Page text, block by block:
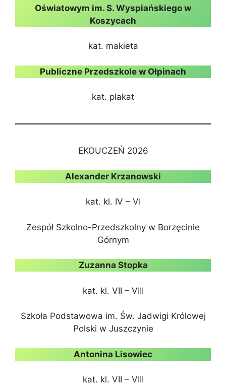
Oświatowym im. S. Wyspiańskiego w
Koszycach
kat. makieta
Publiczne Przedszkole w Ołpinach
kat. plakat
EKOUCZEŃ 2026
Alexander Krzanowski
kat. kl. IV – VI
Zespół Szkolno-Przedszkolny w Borzęcinie
Górnym
Zuzanna Stopka
kat. kl. VII – VIII
Szkoła Podstawowa im. Św. Jadwigi Królowej
Polski w Juszczynie
Antonina Lisowiec
kat. kl. VII – VIII